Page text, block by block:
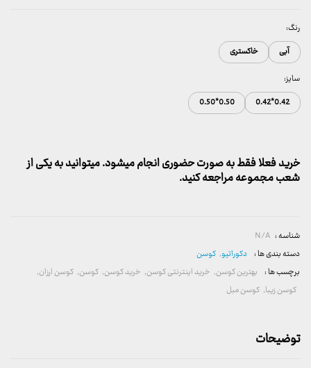
رنگ:
آبی
خاکستری
سایز:
0.42*0.42
0.50*0.50
خرید فعلا فقط به صورت حضوری انجام میشود. میتوانید به یکی از
شعب مجموعه مراجعه کنید.
شناسه : N/A
دسته بندی ها : دکوراتیو, کوسن
برچسب ها : بهترین کوسن, خرید اینترنتی کوسن, خرید کوسن, کوسن, کوسن ارزان,
کوسن زیبا, کوسن مبل
توضیحات